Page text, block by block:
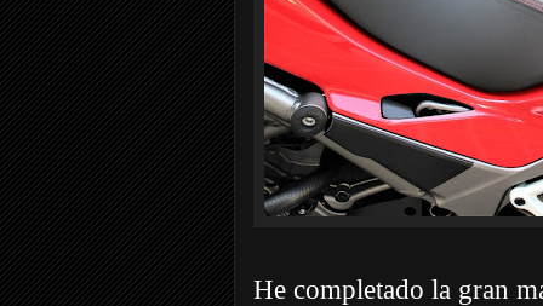
He completado la gran